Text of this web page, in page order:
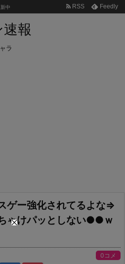
報
中 RSS Feedly
ラ
ゲー強化されてるよな⇒
ゃけパッとしない●●ｗ
0コメ